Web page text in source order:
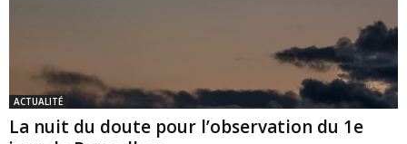
ACTUALITÉ
La nuit du doute pour l’observation du 1e